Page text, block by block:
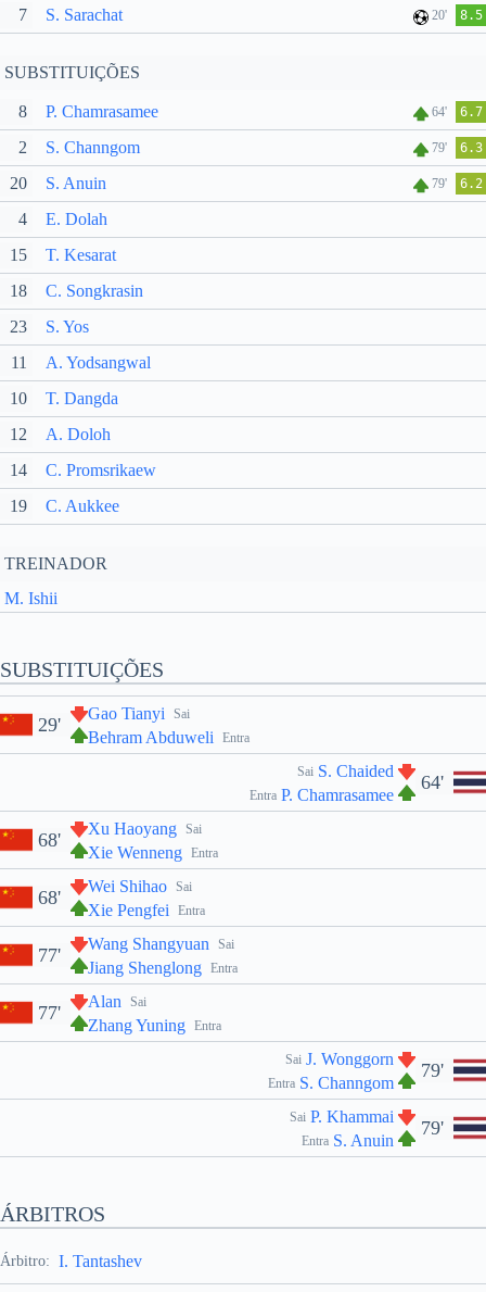
7 S. Sarachat 20' 8.5
SUBSTITUIÇÕES
8 P. Chamrasamee 64' 6.7
2 S. Channgom 79' 6.3
20 S. Anuin 79' 6.2
4
E. Dolah
15
T. Kesarat
18
C. Songkrasin
23
S. Yos
11
A. Yodsangwal
10
T. Dangda
12
A. Doloh
14
C. Promsrikaew
19
C. Aukkee
TREINADOR
M. Ishii
SUBSTITUIÇÕES
Sai
Gao Tianyi
Entra
Behram Abduweli
29'
64'
Sai S. Chaided
Entra P. Chamrasamee
Sai
Xu Haoyang
Entra
Xie Wenneng
68'
Sai
Wei Shihao
Entra
Xie Pengfei
68'
Sai
Wang Shangyuan
Entra
Jiang Shenglong
77'
Sai
Alan
Entra
Zhang Yuning
77'
79'
Sai J. Wonggorn
Entra S. Channgom
79'
Sai P. Khammai
Entra S. Anuin
ÁRBITROS
Árbitro: I. Tantashev